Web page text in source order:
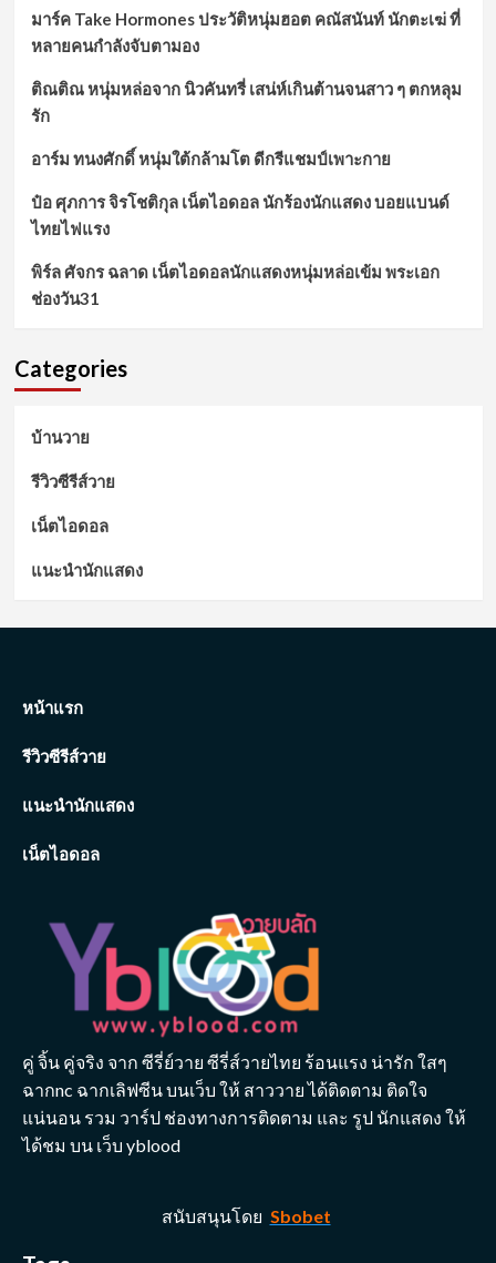
มาร์ค Take Hormones ประวัติหนุ่มฮอต คณัสนันท์ นักตะเฆ่ ที่
หลายคนกำลังจับตามอง
ติณติณ หนุ่มหล่อจาก นิวคันทรี่ เสน่ห์เกินต้านจนสาว ๆ ตกหลุม
รัก
อาร์ม ทนงศักดิ์ หนุ่มใต้กล้ามโต ดีกรีแชมป์เพาะกาย
ป๋อ ศุภการ จิรโชติกุล เน็ตไอดอล นักร้องนักแสดง บอยแบนด์
ไทยไฟแรง
พิร์ล ศัจกร ฉลาด เน็ตไอดอลนักแสดงหนุ่มหล่อเข้ม พระเอก
ช่องวัน31
Categories
บ้านวาย
รีวิวซีรีส์วาย
เน็ตไอดอล
แนะนำนักแสดง
หน้าแรก
รีวิวซีรีส์วาย
แนะนำนักแสดง
เน็ตไอดอล
คู่ จิ้น คู่จริง จาก ซีรี่ย์วาย ซีรี่ส์วายไทย ร้อนแรง น่ารัก ใสๆ
ฉากnc ฉากเลิฟซีน บนเว็บ ให้ สาววาย ได้ติดตาม ติดใจ
แน่นอน รวม วาร์ป ช่องทางการติดตาม และ รูป นักแสดง ให้
ได้ชม บน เว็บ yblood
สนับสนุนโดย Sbobet